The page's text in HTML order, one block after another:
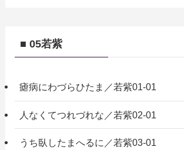
■ 05若紫
瘧病にわづらひたま／若紫01-01
人なくてつれづれな／若紫02-01
うち臥したまへるに／若紫03-01